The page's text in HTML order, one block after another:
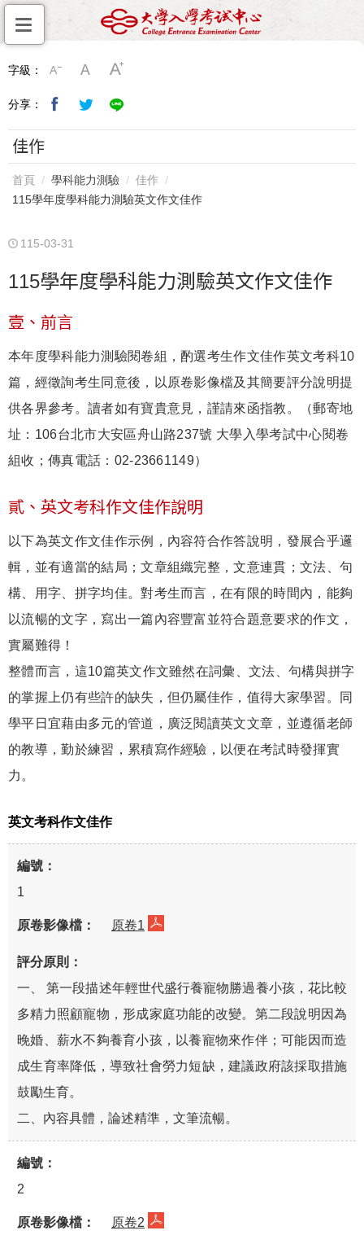
字級：
分享：
佳作
首頁 學科能力測驗
佳作
115學年度學科能力測驗英文作文佳作
115-03-31
115學年度學科能力測驗英文作文佳作
壹、前言
本年度學科能力測驗閱卷組，酌選考生作文佳作英文考科10
篇，經徵詢考生同意後，以原卷影像檔及其簡要評分說明提
供各界參考。讀者如有寶貴意見，謹請來函指教。（郵寄地
址：106台北市大安區舟山路237號 大學入學考試中心閱卷
組收；傳真電話：02-23661149）
貳、英文考科作文佳作說明
以下為英文作文佳作示例，內容符合作答說明，發展合乎邏
輯，並有適當的結局；文章組織完整，文意連貫；文法、句
構、用字、拼字均佳。對考生而言，在有限的時間內，能夠
以流暢的文字，寫出一篇內容豐富並符合題意要求的作文，
實屬難得！
整體而言，這10篇英文作文雖然在詞彙、文法、句構與拼字
的掌握上仍有些許的缺失，但仍屬佳作，值得大家學習。同
學平日宜藉由多元的管道，廣泛閱讀英文文章，並遵循老師
的教導，勤於練習，累積寫作經驗，以便在考試時發揮實
力。
英文考科作文佳作
1
原卷1
一、 第一段描述年輕世代盛行養寵物勝過養小孩，花比較
多精力照顧寵物，形成家庭功能的改變。第二段說明因為
晚婚、薪水不夠養育小孩，以養寵物來作伴；可能因而造
成生育率降低，導致社會勞力短缺，建議政府該採取措施
鼓勵生育。
二、內容具體，論述精準，文筆流暢。
2
原卷2